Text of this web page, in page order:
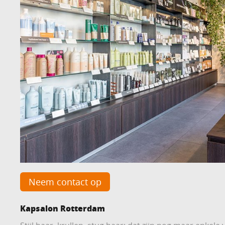
Neem contact op
Kapsalon Rotterdam